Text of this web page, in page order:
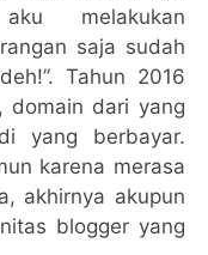
melakukan
saja sudah
Tahun 2016
domain dari yang
yang berbayar.
karena merasa
akhirnya akupun
blogger yang